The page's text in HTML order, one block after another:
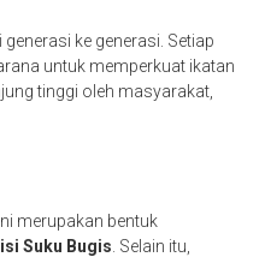
ke generasi. Setiap
untuk memperkuat ikatan
tinggi oleh masyarakat,
merupakan bentuk
Suku Bugis . Selain itu,